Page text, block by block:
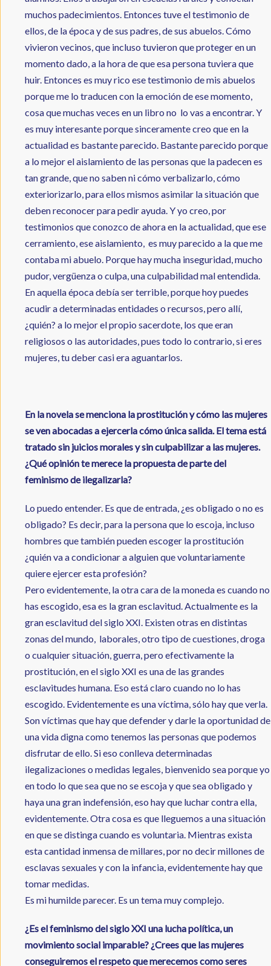
muchos padecimientos. Entonces tuve el testimonio de
ellos, de la época y de sus padres, de sus abuelos. Cómo
vivieron vecinos, que incluso tuvieron que proteger en un
momento dado, a la hora de que esa persona tuviera que
huir. Entonces es muy rico ese testimonio de mis abuelos
porque me lo traducen con la emoción de ese momento,
cosa que muchas veces en un libro no lo vas a encontrar. Y
es muy interesante porque sinceramente creo que en la
actualidad es bastante parecido. Bastante parecido porque
a lo mejor el aislamiento de las personas que la padecen es
tan grande, que no saben ni cómo verbalizarlo, cómo
exteriorizarlo, para ellos mismos asimilar la situación que
deben reconocer para pedir ayuda. Y yo creo, por
testimonios que conozco de ahora en la actualidad, que ese
cerramiento, ese aislamiento, es muy parecido a la que me
contaba mi abuelo. Porque hay mucha inseguridad, mucho
pudor, vergüenza o culpa, una culpabilidad mal entendida.
En aquella época debía ser terrible, porque hoy puedes
acudir a determinadas entidades o recursos, pero allí,
¿quién? a lo mejor el propio sacerdote, los que eran
religiosos o las autoridades, pues todo lo contrario, si eres
mujeres, tu deber casi era aguantarlos.
En la novela se menciona la prostitución y cómo las mujeres
se ven abocadas a ejercerla cómo única salida. El tema está
tratado sin juicios morales y sin culpabilizar a las mujeres.
¿Qué opinión te merece la propuesta de parte del
feminismo de ilegalizarla?
Lo puedo entender. Es que de entrada, ¿es obligado o no es
obligado? Es decir, para la persona que lo escoja, incluso
hombres que también pueden escoger la prostitución
¿quién va a condicionar a alguien que voluntariamente
quiere ejercer esta profesión?
Pero evidentemente, la otra cara de la moneda es cuando no
has escogido, esa es la gran esclavitud. Actualmente es la
gran esclavitud del siglo XXI. Existen otras en distintas
zonas del mundo, laborales, otro tipo de cuestiones, droga
o cualquier situación, guerra, pero efectivamente la
prostitución, en el siglo XXI es una de las grandes
esclavitudes humana. Eso está claro cuando no lo has
escogido. Evidentemente es una víctima, sólo hay que verla.
Son víctimas que hay que defender y darle la oportunidad de
una vida digna como tenemos las personas que podemos
disfrutar de ello. Si eso conlleva determinadas
ilegalizaciones o medidas legales, bienvenido sea porque yo
en todo lo que sea que no se escoja y que sea obligado y
haya una gran indefensión, eso hay que luchar contra ella,
evidentemente. Otra cosa es que lleguemos a una situación
en que se distinga cuando es voluntaria. Mientras exista
esta cantidad inmensa de millares, por no decir millones de
esclavas sexuales y con la infancia, evidentemente hay que
tomar medidas.
Es mi humilde parecer. Es un tema muy complejo.
¿Es el feminismo del siglo XXI una lucha política, un
movimiento social imparable? ¿Crees que las mujeres
conseguiremos el respeto que merecemos como seres